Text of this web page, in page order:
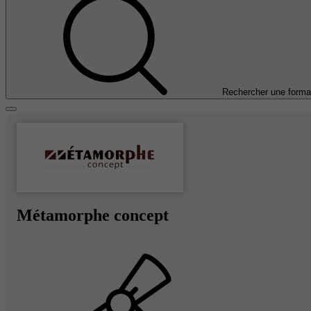
Rechercher une
Métamorphe concept